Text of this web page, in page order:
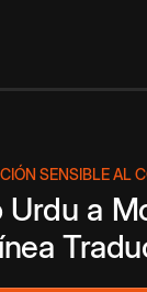
SENSIBLE AL
Urdu a